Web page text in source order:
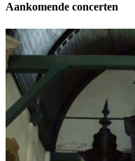
Aankomende concerten